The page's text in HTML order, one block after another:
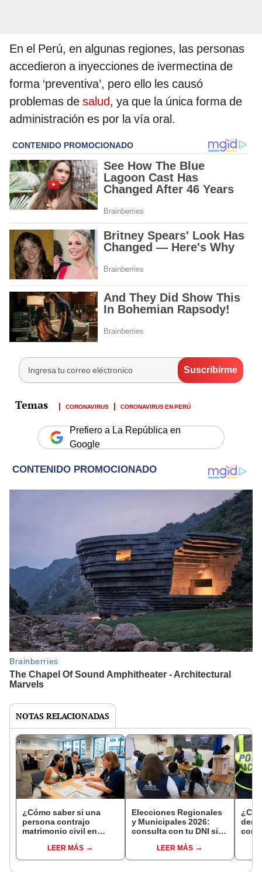
En el Perú, en algunas regiones, las personas
accedieron a inyecciones de ivermectina de
forma ‘preventiva’, pero ello les causó
problemas de salud, ya que la única forma de
administración es por la vía oral.
CORONAVIRUS CORONAVIRUS EN PERÚ
Prefiero a La República en
Google
NOTAS RELACIONADAS
¿Cómo saber si una
persona contrajo
matrimonio civil en
LEER MÁS
Elecciones Regionales
y Municipales 2026:
consulta con tu DNI si
de mesa para este 4 de
octubre en el link oficial
LEER MÁS
con